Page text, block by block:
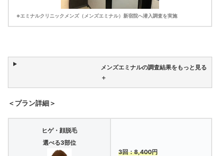
※エミナルクリニックメンズ（メンズエミナル）新宿院へ潜入調査を実施
メンズエミナルの調査結果をもっと見る
＋
＜プラン詳細＞
ヒゲ・顔脱毛
選べる3部位
3回：8,400円